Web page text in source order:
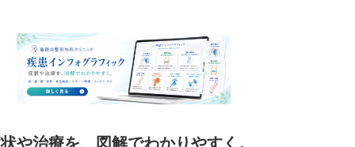
や治療を、図解でわかりやすく。